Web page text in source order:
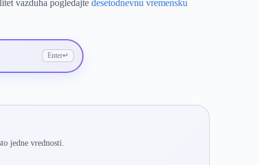
vazduha pogledajtedesetodnevnu vremensku
Enter↵
jedne vrednosti.